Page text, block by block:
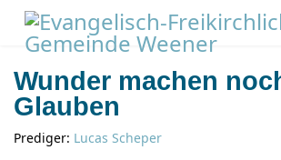
Wunder machen
Glauben
Prediger: Lucas Scheper